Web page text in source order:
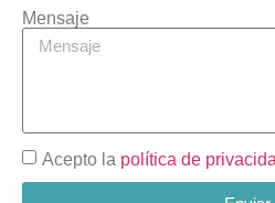
Mensaje
Acepto la política de